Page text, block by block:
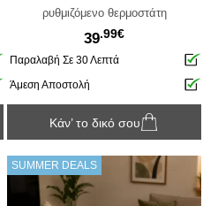
ρυθμιζόμενο θερμοστάτη
39.99€
Παραλαβή Σε 30 Λεπτά
Άμεση Αποστολή
Κάν’ το δικό σου
SUMMER DEALS